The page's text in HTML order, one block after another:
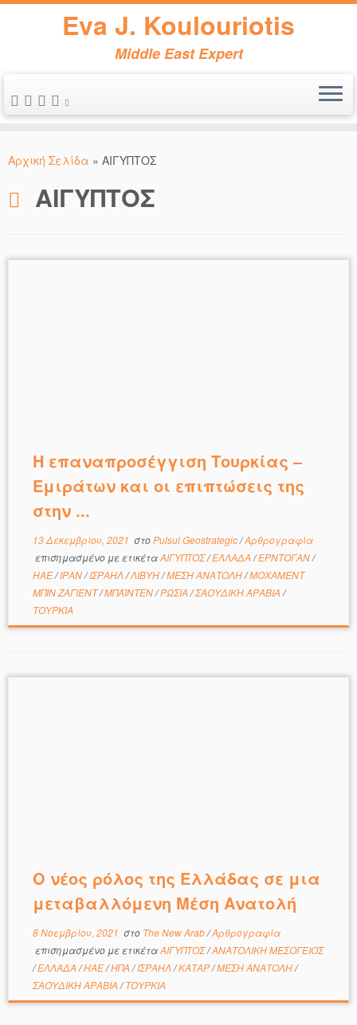
στο
Eva J. Koulouriotis
Middle East Expert
Αρχική Σελίδα » ΑΙΓΥΠΤΟΣ
ΑΙΓΥΠΤΟΣ
Η επαναπροσέγγιση Τουρκίας –
Εμιράτων και οι επιπτώσεις της
στην ...
13 Δεκεμβρίου, 2021 στοPulsul Geostrategic/Αρθρογραφία
επισημασμένο με ετικέταΑΙΓΥΠΤΟΣ/ΕΛΛΑΔΑ /ΕΡΝΤΟΓΑΝ/
ΗΑΕ/ΙΡΑΝ/ΙΣΡΑΗΛ /ΛΙΒΥΗ/ΜΕΣΗ ΑΝΑΤΟΛΗ/ΜΟΧΑΜΕΝΤ
ΜΠΙΝ ΖΑΓΙΕΝΤ/ΜΠΑΪΝΤΕΝ/ΡΩΣΙΑ /ΣΑΟΥΔΙΚΗ ΑΡΑΒΙΑ /
ΤΟΥΡΚΙΑ
Ο νέος ρόλος της Ελλάδας σε μια
μεταβαλλόμενη Μέση Ανατολή
8 Νοεμβρίου, 2021 στο The New Arab/Αρθρογραφία
επισημασμένο με ετικέταΑΙΓΥΠΤΟΣ/ΑΝΑΤΟΛΙΚΗ ΜΕΣΟΓΕΙΟΣ
/ΕΛΛΑΔΑ /ΗΑΕ/ΗΠΑ /ΙΣΡΑΗΛ /ΚΑΤΑΡ/ΜΕΣΗ ΑΝΑΤΟΛΗ/
ΣΑΟΥΔΙΚΗ ΑΡΑΒΙΑ /ΤΟΥΡΚΙΑ